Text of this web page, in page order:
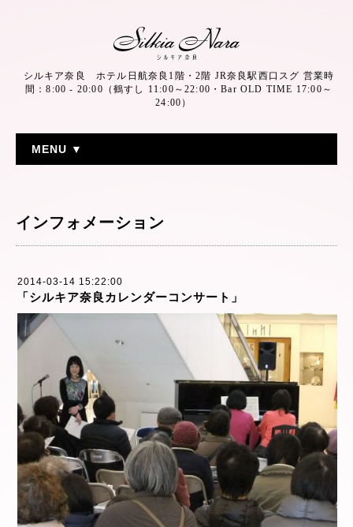
シルキア奈良 ホテル日航奈良1階・2階 JR奈良駅西口スグ 営業時
間：8:00 - 20:00（鶴すし 11:00～22:00・Bar OLD TIME 17:00～
24:00）
MENU ▼
インフォメーション
2014-03-14 15:22:00
「シルキア奈良カレンダーコンサート」